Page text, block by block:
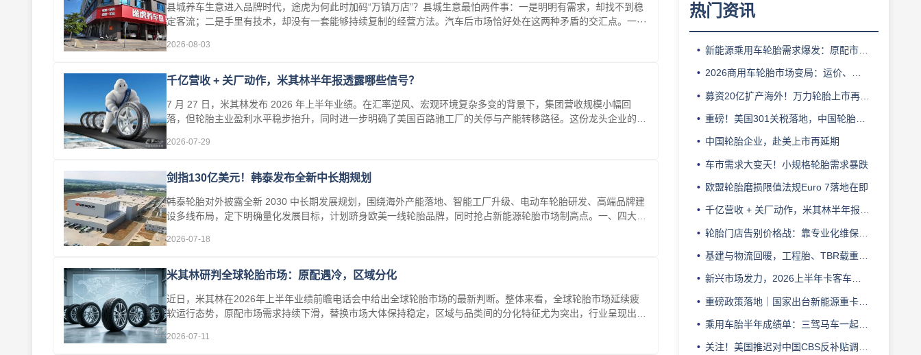
县城养车生意进入品牌时代，途虎为何此时加码“万镇万店”？县城生意最怕两件事：一是明明有需求，却找不到稳
定客流；二是手里有技术，却没有一套能够持续复制的经营方法。汽车后市场恰好处在这两种矛盾的交汇点。一···
2026-08-03
千亿营收 + 关厂动作，米其林半年报透露哪些信号？
7 月 27 日，米其林发布 2026 年上半年业绩。在汇率逆风、宏观环境复杂多变的背景下，集团营收规模小幅回
落，但轮胎主业盈利水平稳步抬升，同时进一步明确了美国百路驰工厂的关停与产能转移路径。这份龙头企业的半
2026-07-29
剑指130亿美元！韩泰发布全新中长期规划
韩泰轮胎对外披露全新 2030 中长期发展规划，围绕海外产能落地、智能工厂升级、电动车轮胎研发、高端品牌建
设多线布局，定下明确量化发展目标，计划跻身欧美一线轮胎品牌，同时抢占新能源轮胎市场制高点。一、四大量
2026-07-18
米其林研判全球轮胎市场：原配遇冷，区域分化
近日，米其林在2026年上半年业绩前瞻电话会中给出全球轮胎市场的最新判断。整体来看，全球轮胎市场延续疲
软运行态势，原配市场需求持续下滑，替换市场大体保持稳定，区域与品类间的分化特征尤为突出，行业呈现出显
2026-07-11
热门资讯
新能源乘用车轮胎需求爆发：原配市场红利与替换渠道难点解析
2026商用车轮胎市场变局：运价、限重、维保成本如何影响车队换胎选择
募资20亿扩产海外！万力轮胎上市再进一步
重磅！美国301关税落地，中国轮胎移道东南亚也难避
中国轮胎企业，赴美上市再延期
车市需求大变天！小规格轮胎需求暴跌
欧盟轮胎磨损限值法规Euro 7落地在即
千亿营收 + 关厂动作，米其林半年报透露哪些信号？
轮胎门店告别价格战：靠专业化维保服务提升终端溢价能力
基建与物流回暖，工程胎、TBR载重胎市场增量空间研判
新兴市场发力，2026上半年卡客车轮胎出口创新高
重磅政策落地｜国家出台新能源重卡规模化发展顶层实施方案
乘用车胎半年成绩单：三驾马车一起慢，行业进入“挤利润”
关注！美国推迟对中国CBS反补贴调查初裁时间